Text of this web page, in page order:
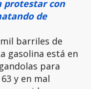
protestar con
de
barriles de
gasolina está en
para
y en mal